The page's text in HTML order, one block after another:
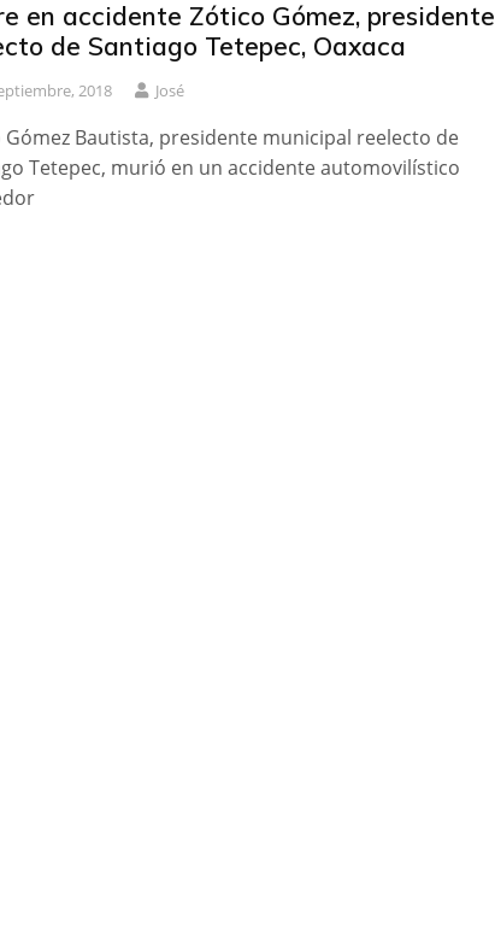
en accidente Zótico Gómez, presidente
de Santiago Tetepec, Oaxaca
2018 José
Gómez Bautista, presidente municipal reelecto de
Tetepec, murió en un accidente automovilístico